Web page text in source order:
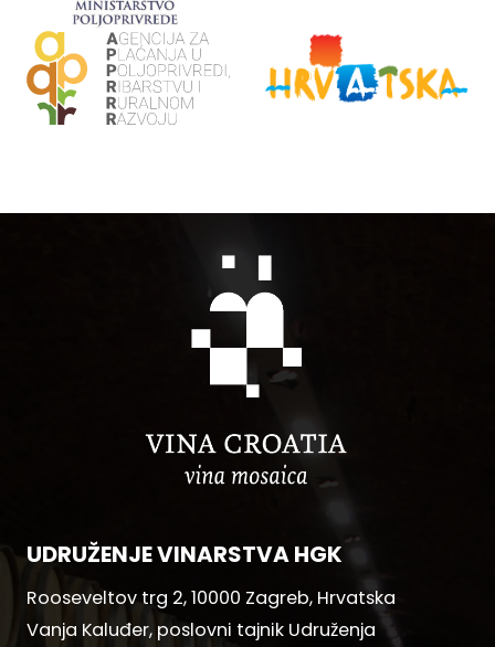
UDRUŽENJE VINARSTVA HGK
Rooseveltov trg 2, 10000 Zagreb, Hrvatska
Vanja Kaluđer, poslovni tajnik Udruženja